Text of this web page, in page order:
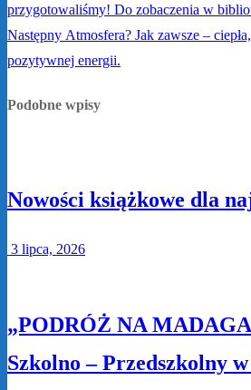
przygotowaliśmy! Do zobaczenia w
Następny Atmosfera? Jak zawsze –
pozytywnej energii.
Podobne wpisy
Nowości książkowe dla
3 lipca, 2026
„PODRÓŻ NA
Szkolno – Przedszkolny